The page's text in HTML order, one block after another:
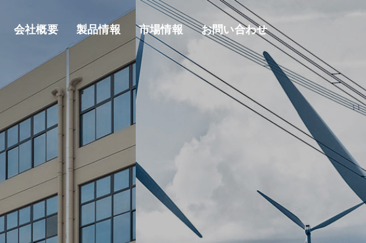
会社概要 製品情報 市場情報 お問い合わせ